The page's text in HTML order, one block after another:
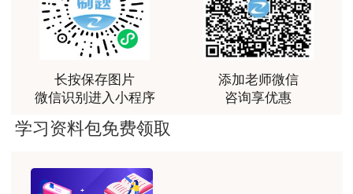
用户m2****88
讲得好
林老师讲得非常好！
用户m8****66
用户c2****r6
长按保存图片
微信识别进入小程序
添加老师微信
咨询享优惠
学习资料包免费领取